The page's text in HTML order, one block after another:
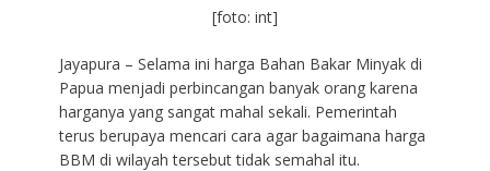
[foto: int]
Jayapura – Selama ini harga Bahan Bakar Minyak di
Papua menjadi perbincangan banyak orang karena
harganya yang sangat mahal sekali. Pemerintah
terus berupaya mencari cara agar bagaimana harga
BBM di wilayah tersebut tidak semahal itu.